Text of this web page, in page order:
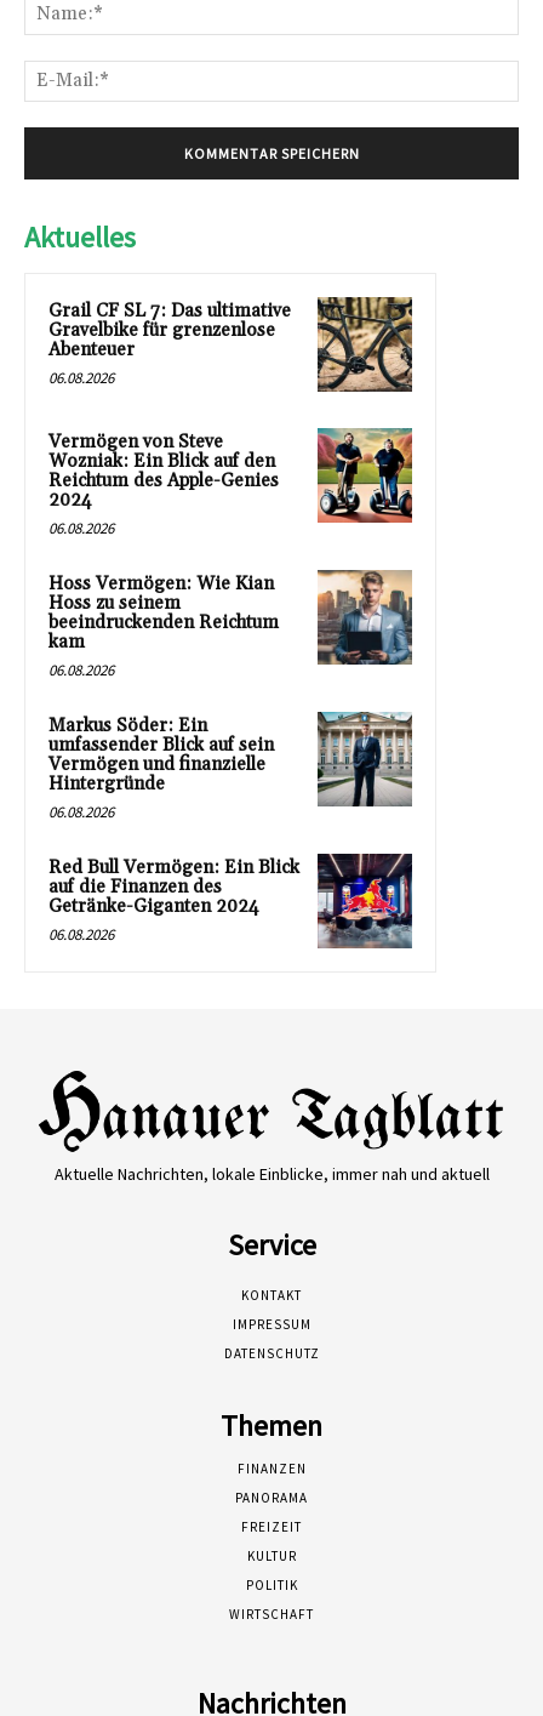
Aktuelles
Grail CF SL 7: Das ultimative
Gravelbike für grenzenlose
Abenteuer
06.08.2026
Vermögen von Steve
Wozniak: Ein Blick auf den
Reichtum des Apple-Genies
2024
06.08.2026
Hoss Vermögen: Wie Kian
Hoss zu seinem
beeindruckenden Reichtum
kam
06.08.2026
Markus Söder: Ein
umfassender Blick auf sein
Vermögen und finanzielle
Hintergründe
06.08.2026
Red Bull Vermögen: Ein Blick
auf die Finanzen des
Getränke-Giganten 2024
06.08.2026
Aktuelle Nachrichten, lokale Einblicke, immer nah und aktuell
Service
KONTAKT
IMPRESSUM
DATENSCHUTZ
Themen
FINANZEN
PANORAMA
FREIZEIT
KULTUR
POLITIK
WIRTSCHAFT
Nachrichten